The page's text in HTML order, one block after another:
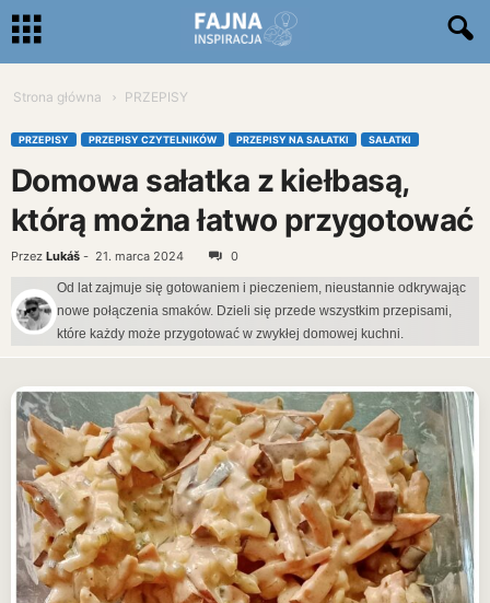
Strona główna PRZEPISY
PRZEPISY PRZEPISY CZYTELNIKÓW PRZEPISY NA SAŁATKI SAŁATKI
Domowa sałatka z kiełbasą,
którą można łatwo przygotować
Przez Lukáš - 21. marca 2024 0
Od lat zajmuje się gotowaniem i pieczeniem, nieustannie odkrywając
nowe połączenia smaków. Dzieli się przede wszystkim przepisami,
które każdy może przygotować w zwykłej domowej kuchni.